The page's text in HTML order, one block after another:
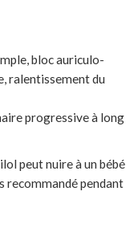
bloc auriculo-
ralentissement du
progressive à long
peut nuire à un bébé
recommandé pendant